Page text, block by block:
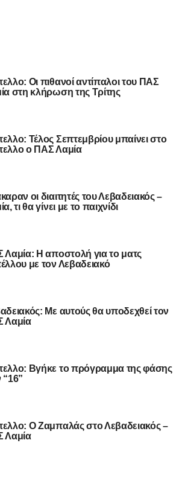
Οι πιθανοί αντίπαλοι του ΠΑΣ
στη κλήρωση της Τρίτης
Τέλος Σεπτεμβρίου μπαίνει στο
ο ΠΑΣ Λαμία
οι διαιτητές του Λεβαδειακός –
τι θα γίνει με το παιχνίδι
Λαμία: Η αποστολή για το ματς
με τον Λεβαδειακό
Με αυτούς θα υποδεχθεί τον
Λαμία
Βγήκε το πρόγραμμα της φάσης
Ο Ζαμπαλάς στο Λεβαδειακός –
Λαμία